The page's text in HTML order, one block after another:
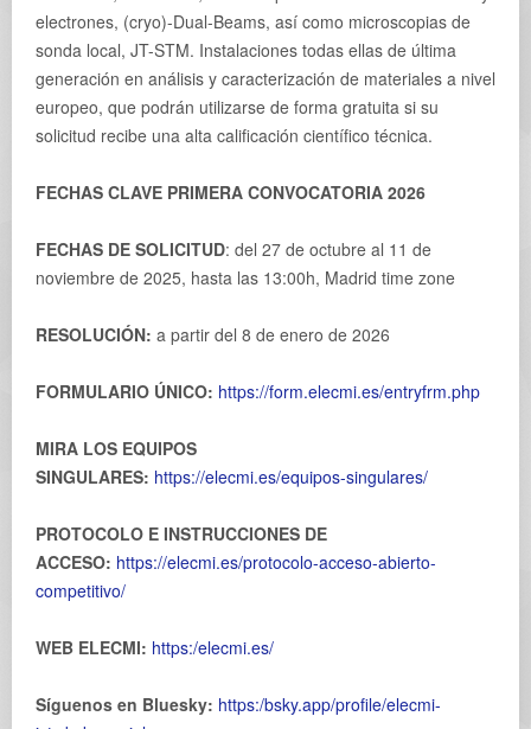
electrones, (cryo)-Dual-Beams, así como microscopias de
sonda local, JT-STM. Instalaciones todas ellas de última
generación en análisis y caracterización de materiales a nivel
europeo, que podrán utilizarse de forma gratuita si su
solicitud recibe una alta calificación científico técnica.
FECHAS CLAVE PRIMERA CONVOCATORIA 2026
FECHAS DE SOLICITUD: del 27 de octubre al 11 de
noviembre de 2025, hasta las 13:00h, Madrid time zone
RESOLUCIÓN: a partir del 8 de enero de 2026
FORMULARIO ÚNICO: https://form.elecmi.es/entryfrm.php
MIRA LOS EQUIPOS
SINGULARES: https://elecmi.es/equipos-singulares/
PROTOCOLO E INSTRUCCIONES DE
ACCESO: https://elecmi.es/protocolo-acceso-abierto-
competitivo/
WEB ELECMI: https:/elecmi.es/
Síguenos en Bluesky: https:/bsky.app/profile/elecmi-